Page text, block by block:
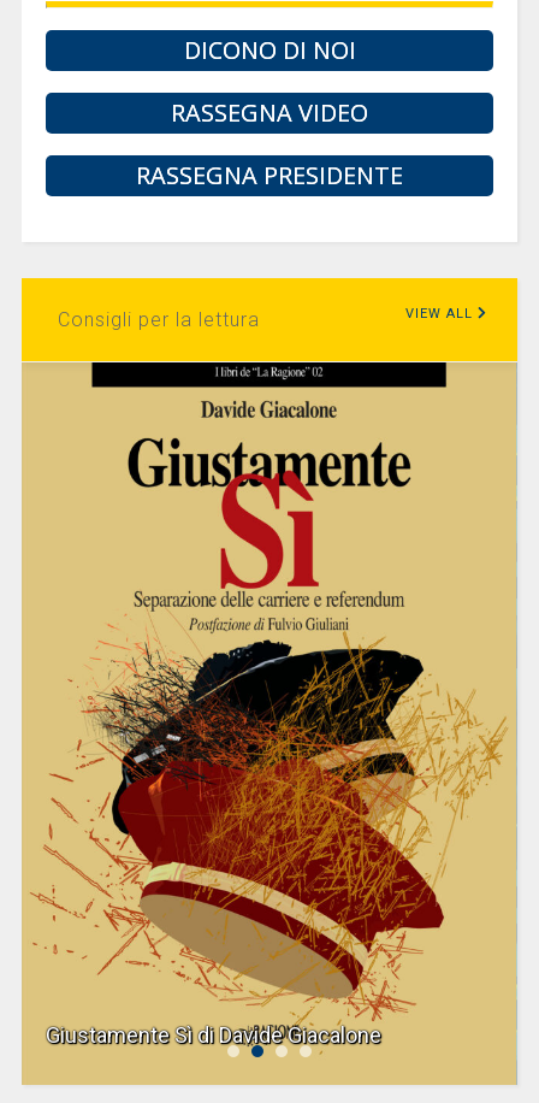
DICONO DI NOI
RASSEGNA VIDEO
RASSEGNA PRESIDENTE
Consigli per la lettura VIEW ALL
Giustamente Sì di Davide Giacalone